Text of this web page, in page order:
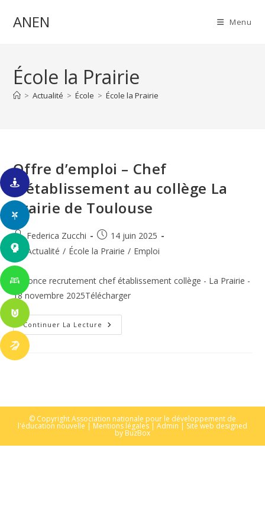
ANEN Menu
École la Prairie
> Actualité > École > École la Prairie
Offre d’emploi – Chef
d’établissement au collège La
Prairie de Toulouse
Auteur/autrice
de
la
publication :
Federica Zucchi
Publication
publiée :
14 juin 2025
Post
category:
Actualité / École la Prairie / Emploi
Annonce recrutement chef établissement collège - La Prairie -
18 novembre 2025Télécharger
Continuer La Lecture Offre
D’emploi
Toulouse
© Copyright Association nationale pour le développement de
l'éducation nouvelle | Mentions légales | Admin | Site web designed
by BuzBox